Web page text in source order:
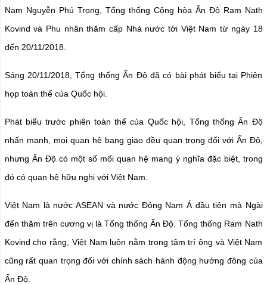
Nam Nguyễn Phú Trọng, Tổng thống Cộng hòa Ấn Độ Ram Nath
Kovind và Phu nhân thăm cấp Nhà nước tới Việt Nam từ ngày 18
đến 20/11/2018.
Sáng 20/11/2018, Tổng thống Ấn Độ đã có bài phát biểu tại Phiên
họp toàn thể của Quốc hội.
Phát biểu trước phiên toàn thể của Quốc hội, Tổng thống Ấn Độ
nhấn mạnh, mọi quan hệ bang giao đều quan trọng đối với Ấn Độ,
nhưng Ấn Độ có một số mối quan hệ mang ý nghĩa đặc biệt, trong
đó có quan hệ hữu nghị với Việt Nam.
Việt Nam là nước ASEAN và nước Đông Nam Á đầu tiên mà Ngài
đến thăm trên cương vị là Tổng thống Ấn Độ. Tổng thống Ram Nath
Kovind cho rằng, Việt Nam luôn nằm trong tâm trí ông và Việt Nam
cũng rất quan trọng đối với chính sách hành động hướng đông của
Ấn Độ.